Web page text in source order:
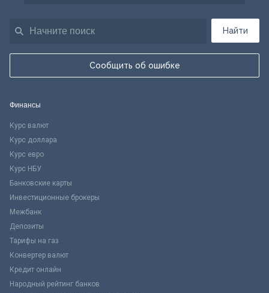
Найти
Сообщить об ошибке
Финансы
Курс валют
Курс доллара
Курс евро
Курс НБУ
Банковские карты
Инвестиционные брокеры
Межбанк
Депозиты
Тарифы на газ
Конвертер валют
Кредит онлайн
Народный рейтинг банков